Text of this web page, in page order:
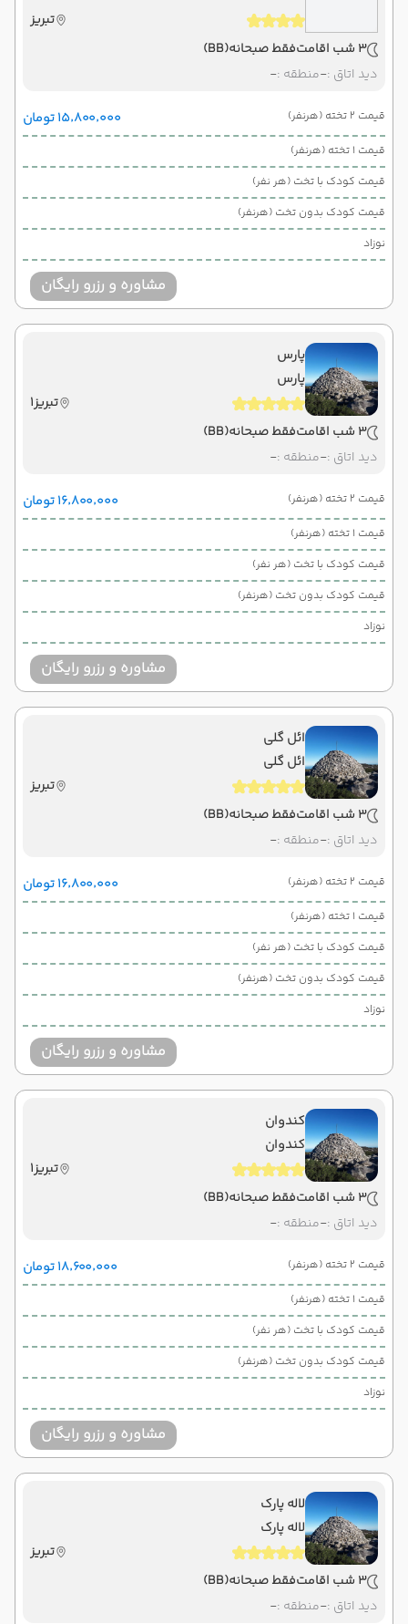
تبریز
3 شب اقامت
فقط صبحانه(BB)
دید اتاق :-منطقه :-
قیمت 2 تخته (هرنفر) ۱۵٬۸۰۰٬۰۰۰ تومان
قیمت 1 تخته (هرنفر)
قیمت کودک با تخت (هر نفر)
قیمت کودک بدون تخت (هرنفر)
نوزاد
مشاوره و رزرو رایگان
پارس
پارس
تبریز1
3 شب اقامت
فقط صبحانه(BB)
دید اتاق :-منطقه :-
قیمت 2 تخته (هرنفر) ۱۶٬۸۰۰٬۰۰۰ تومان
قیمت 1 تخته (هرنفر)
قیمت کودک با تخت (هر نفر)
قیمت کودک بدون تخت (هرنفر)
نوزاد
مشاوره و رزرو رایگان
ائل گلی
ائل گلی
تبریز
3 شب اقامت
فقط صبحانه(BB)
دید اتاق :-منطقه :-
قیمت 2 تخته (هرنفر) ۱۶٬۸۰۰٬۰۰۰ تومان
قیمت 1 تخته (هرنفر)
قیمت کودک با تخت (هر نفر)
قیمت کودک بدون تخت (هرنفر)
نوزاد
مشاوره و رزرو رایگان
کندوان
کندوان
تبریز1
3 شب اقامت
فقط صبحانه(BB)
دید اتاق :-منطقه :-
قیمت 2 تخته (هرنفر) ۱۸٬۶۰۰٬۰۰۰ تومان
قیمت 1 تخته (هرنفر)
قیمت کودک با تخت (هر نفر)
قیمت کودک بدون تخت (هرنفر)
نوزاد
مشاوره و رزرو رایگان
لاله پارک
لاله پارک
تبریز
3 شب اقامت
فقط صبحانه(BB)
دید اتاق :-منطقه :-